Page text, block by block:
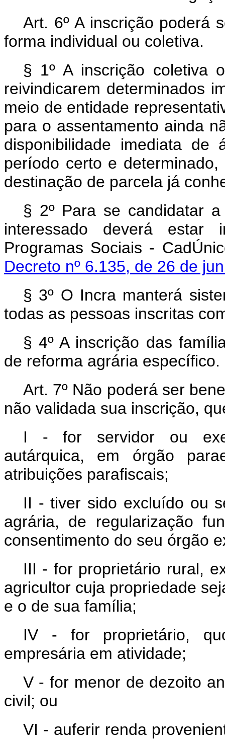
Art. 6º A inscrição poderá
forma individual ou coletiva.
§ 1º A inscrição coletiva
reivindicarem determinados
meio de entidade
para o assentamento ainda
disponibilidade imediata
período certo e
destinação de parcela já
§ 2º Para se candidatar
interessado deverá estar
Programas Sociais -
Decreto nº 6.135, de 26 de
§ 3º O Incra manterá
todas as pessoas inscritas
§ 4º A inscrição das
de reforma agrária específico.
Art. 7º Não poderá ser
não validada sua inscrição,
I - for servidor ou
autárquica, em órgão
atribuições parafiscais;
II - tiver sido excluído ou
agrária, de regularização
consentimento do seu órgão
III - for proprietário rural,
agricultor cuja propriedade
e o de sua família;
IV - for proprietário,
empresária em atividade;
V - for menor de dezoito
civil; ou
VI - auferir renda